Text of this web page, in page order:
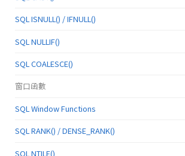
SQL ISNULL() / IFNULL()
SQL NULLIF()
SQL COALESCE()
窗口函數
SQL Window Functions
SQL RANK() / DENSE_RANK()
SQL NTILE()